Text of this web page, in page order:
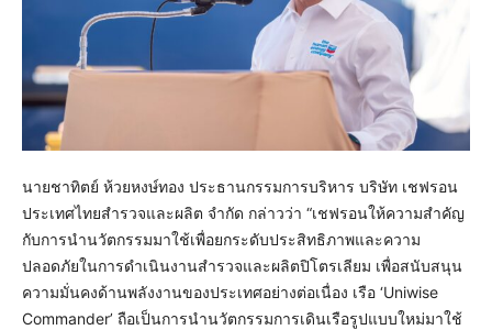
นายชาทิตย์ ห้วยหงษ์ทอง ประธานกรรมการบริหาร บริษัท เชฟรอน
ประเทศไทยสำรวจและผลิต จำกัด กล่าวว่า “เชฟรอนให้ความสำคัญ
กับการนำนวัตกรรมมาใช้เพื่อยกระดับประสิทธิภาพและความ
ปลอดภัยในการดำเนินงานสำรวจและผลิตปิโตรเลียม เพื่อสนับสนุน
ความมั่นคงด้านพลังงานของประเทศอย่างต่อเนื่อง เรือ ‘Uniwise
Commander’ ถือเป็นการนำนวัตกรรมการเดินเรือรูปแบบใหม่มาใช้